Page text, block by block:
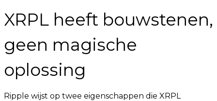
XRPL heeft bouwstenen,
geen magische
oplossing
Ripple wijst op twee eigenschappen die XRPL